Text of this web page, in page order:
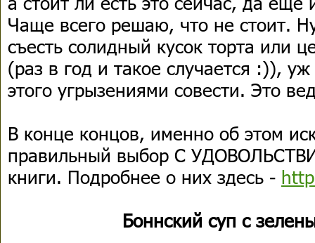
Чаще всего решаю, что не стоит.
съесть солидный кусок торта или
(раз в год и такое случается :)),
этого угрызениями совести. Это
В конце концов, именно об этом
правильный выбор С
книги. Подробнее о них здесь -
Боннский суп с